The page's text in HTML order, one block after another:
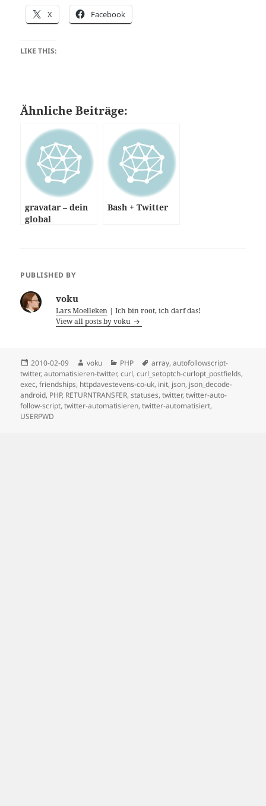
X Facebook
LIKE THIS:
Ähnliche Beiträge:
gravatar – dein
global
Bash + Twitter
PUBLISHED BY
voku
Lars Moelleken | Ich bin root, ich darf das!
View all posts by voku
Posted
on
2010-02-09 Author
voku Categories
PHP Tags
array,autofollowscript-
twitter,automatisieren-twitter,curl,curl_setoptch-curlopt_postfields,
exec,friendships, httpdavestevens-co-uk, init, json, json_decode-
android, PHP, RETURNTRANSFER,statuses,twitter,twitter-auto-
follow-script,twitter-automatisieren,twitter-automatisiert,
USERPWD